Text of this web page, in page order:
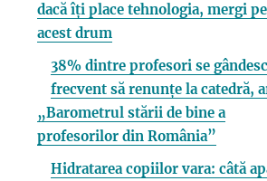
dacă îți place tehnologia, mergi pe
acest drum
38% dintre profesori se gândesc
frecvent să renunțe la catedră,
„Barometrul stării de bine a
profesorilor din România”
Hidratarea copiilor vara: câtă